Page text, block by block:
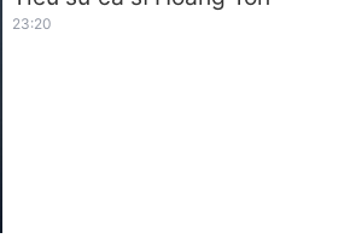
23:20